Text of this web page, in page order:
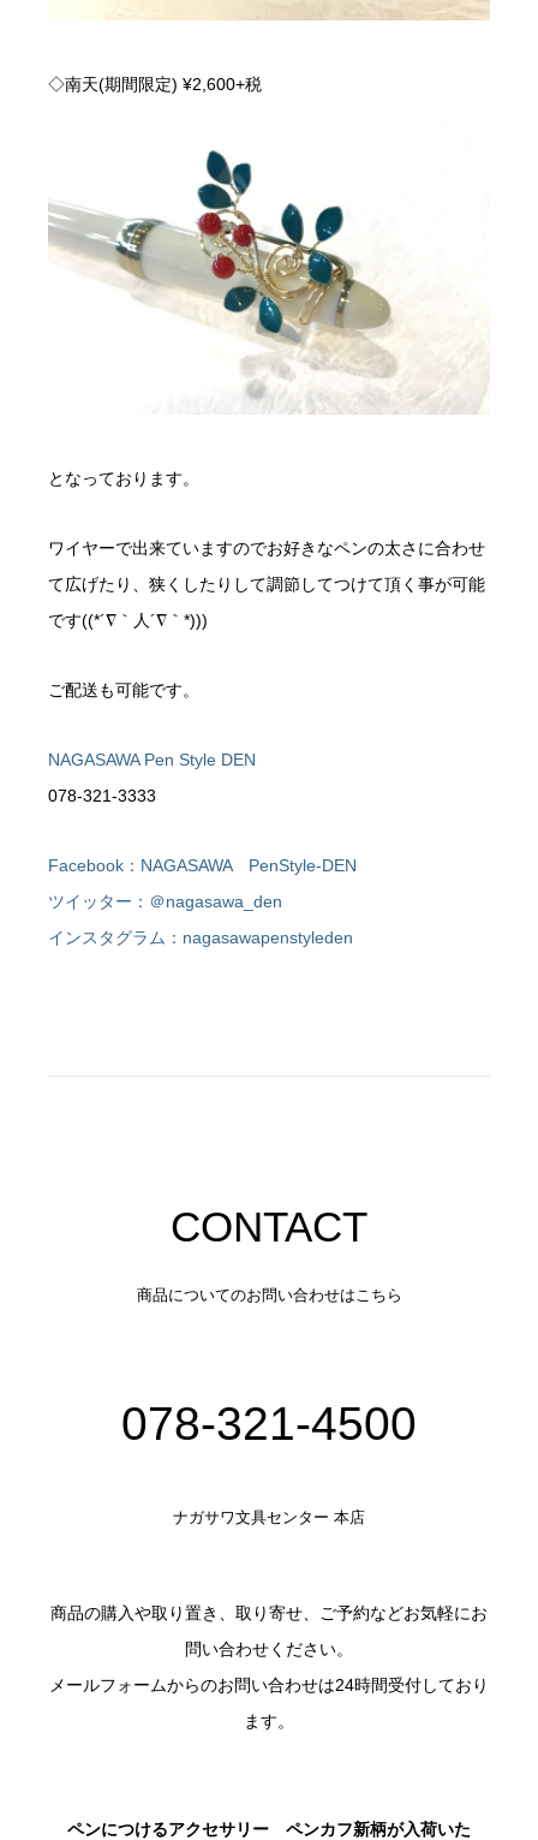
◇南天(期間限定) ¥2,600+税
となっております。
ワイヤーで出来ていますのでお好きなペンの太さに合わせ
て広げたり、狭くしたりして調節してつけて頂く事が可能
です((*´∇｀人´∇｀*)))
ご配送も可能です。
NAGASAWA Pen Style DEN
078-321-3333
Facebook：NAGASAWA PenStyle-DEN
ツイッター：＠nagasawa_den
インスタグラム：nagasawapenstyleden
CONTACT
商品についてのお問い合わせはこちら
078-321-4500
ナガサワ文具センター 本店
商品の購入や取り置き、取り寄せ、ご予約などお気軽にお
問い合わせください。
メールフォームからのお問い合わせは24時間受付しており
ます。
ペンにつけるアクセサリー ペンカフ新柄が入荷いた